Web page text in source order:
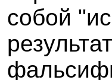
собой